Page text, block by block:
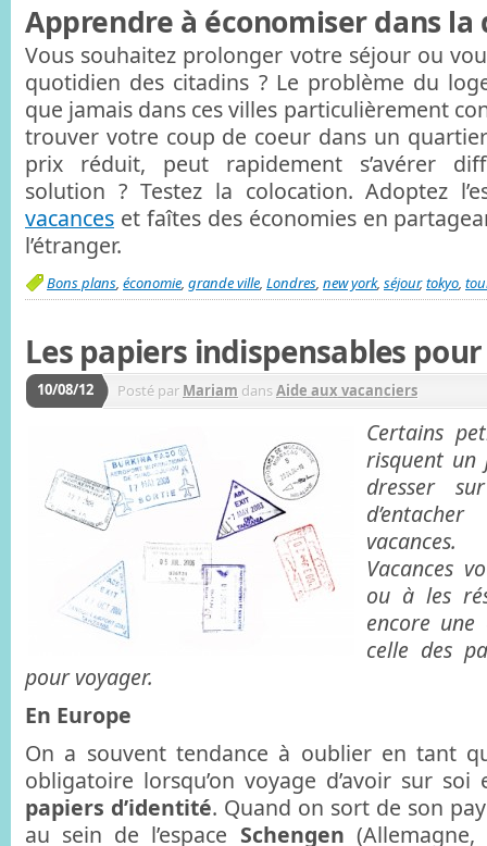
Apprendre à économiser dans la
Vous souhaitez prolonger votre séjour ou
quotidien des citadins ? Le problème du
que jamais dans ces villes particulièrement
trouver votre coup de coeur dans un
prix réduit, peut rapidement s’avérer
solution ? Testez la colocation. Adoptez
vacances et faîtes des économies en
l’étranger.
Bons plans économie grande ville Londres new york, séjour,tokyo
Les papiers indispensables
10/08/12 Posté par Mariam dansAide aux vacanciers
Certains
risquent un
dresser
Vacances
ou à les
encore une
celle des
pour voyager.
En Europe
On a souvent tendance à oublier en tant
obligatoire lorsqu’on voyage d’avoir sur soi
papiers d’identité. Quand on sort de son
au sein de l’espace Schengen